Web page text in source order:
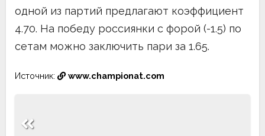
одной из партий предлагают коэффициент
4.70. На победу россиянки с форой (-1.5) по
сетам можно заключить пари за 1.65.
Источник: www.championat.com
по